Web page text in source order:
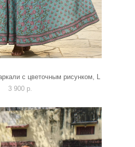
с цветочным рисунком, L
3 900 p.